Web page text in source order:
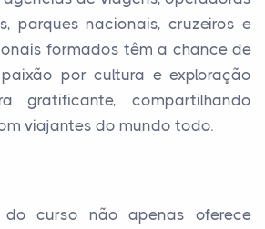
parques nacionais, cruzeiros e
formados têm a chance de
por cultura e exploração
gratificante, compartilhando
viajantes do mundo todo.
curso não apenas oferece